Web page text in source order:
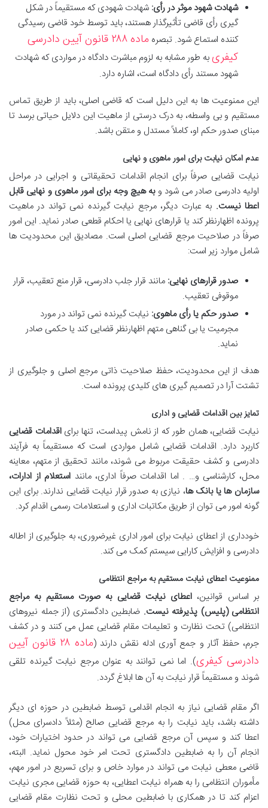
شهادت شهود موثر در رأی: شهادت شهودی که مستقیماً در شکل
گیری رأی قاضی تأثیرگذار هستند، باید توسط خود قاضی رسیدگی
کننده استماع شود. تبصره
ماده ۲۸۸ قانون آیین دادرسی
کیفریبه طور مشابه به لزوم مباشرت دادگاه در مواردی که شهادت
شهود مستند رأی دادگاه است، اشاره دارد.
این ممنوعیت ها به این دلیل است که قاضی اصلی، باید از طریق تماس
مستقیم و بی واسطه، به درک درستی از ماهیت این دلایل حیاتی برسد تا
مبنای صدور حکم او، کاملاً مستدل و متقن باشد.
عدم امکان نیابت برای امور ماهوی و نهایی
نیابت قضایی صرفاً برای انجام اقدامات تحقیقاتی و اجرایی در مراحل
اولیه دادرسی صادر می شود وبه هیچ وجه برای امور ماهوی و نهایی قابل
اعطا نیست. به عبارت دیگر، مرجع نیابت گیرنده نمی تواند در ماهیت
پرونده اظهارنظر کند یا قرارهای نهایی یا احکام قطعی صادر نماید. این امور
صرفاً در صلاحیت مرجع قضایی اصلی است. مصادیق این محدودیت ها
شامل موارد زیر است:
صدور قرارهای نهایی: مانند قرار جلب دادرسی، قرار منع تعقیب، قرار
موقوفی تعقیب.
صدور حکم یا رأی ماهوی: نیابت گیرنده نمی تواند در مورد
مجرمیت یا بی گناهی متهم اظهارنظر قضایی کند یا حکمی صادر
نماید.
هدف از این محدودیت، حفظ صلاحیت ذاتی مرجع اصلی و جلوگیری از
تشتت آرا در تصمیم گیری های کلیدی پرونده است.
تمایز بین اقدامات قضایی و اداری
نیابت قضایی، همان طور که از نامش پیداست، تنها برایاقدامات قضایی
کاربرد دارد. اقدامات قضایی شامل مواردی است که مستقیماً به فرآیند
دادرسی و کشف حقیقت مربوط می شوند، مانند تحقیق از متهم، معاینه
محل، کارشناسی و… . اما اقدامات صرفاً اداری، مانند استعلام از ادارات،
سازمان ها یا بانک ها، نیازی به صدور قرار نیابت قضایی ندارند. برای این
گونه امور می توان از طریق مکاتبات اداری و استعلامات رسمی اقدام کرد.
خودداری از اعطای نیابت برای امور اداری غیرضروری، به جلوگیری از اطاله
دادرسی و افزایش کارایی سیستم کمک می کند.
ممنوعیت اعطای نیابت مستقیم به مراجع انتظامی
بر اساس قوانین، اعطای نیابت قضایی به صورت مستقیم به مراجع
انتظامی (پلیس) پذیرفته نیست. ضابطین دادگستری (از جمله نیروهای
انتظامی) تحت نظارت و تعلیمات مقام قضایی عمل می کنند و در کشف
جرم، حفظ آثار و جمع آوری ادله نقش دارند (
ماده ۲۸ قانون آیین
دادرسی کیفری). اما نمی توانند به عنوان مرجع نیابت گیرنده تلقی
شوند و مستقیماً قرار نیابت به آن ها ابلاغ گردد.
اگر مقام قضایی نیاز به انجام اقدامی توسط ضابطین در حوزه ای دیگر
داشته باشد، باید نیابت را به مرجع قضایی صالح (مثلاً دادسرای محل)
اعطا کند و سپس آن مرجع قضایی می تواند در حدود اختیارات خود،
انجام آن را به ضابطین دادگستری تحت امر خود محول نماید. البته،
قاضی معطی نیابت می تواند در موارد خاص و برای تسریع در امور مهم،
مأموران انتظامی را به همراه نیابت اعطایی، به حوزه قضایی مجری نیابت
اعزام کند تا در همکاری با ضابطین محلی و تحت نظارت مقام قضایی